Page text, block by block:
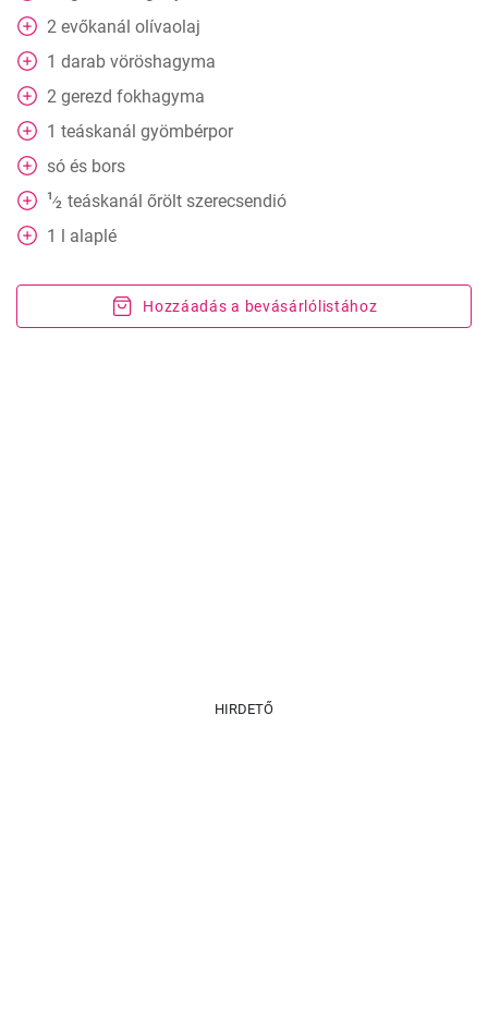
2 evőkanál olívaolaj
1 darab vöröshagyma
2 gerezd fokhagyma
1 teáskanál gyömbérpor
só és bors
1⁄2 teáskanál őrölt szerecsendió
1 l alaplé
Hozzáadás a bevásárlólistához
HIRDETŐ